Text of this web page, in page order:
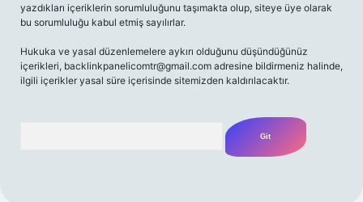
yazdıkları içeriklerin sorumluluğunu taşımakta olup, siteye üye olarak
bu sorumluluğu kabul etmiş sayılırlar.
Hukuka ve yasal düzenlemelere aykırı olduğunu düşündüğünüz
içerikleri, backlinkpanelicomtr@gmail.com adresine bildirmeniz halinde,
ilgili içerikler yasal süre içerisinde sitemizden kaldırılacaktır.